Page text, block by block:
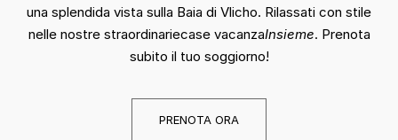
una splendida vista sulla Baia di Vlicho. Rilassati con stile
nelle nostre straordinariecase vacanzaInsieme. Prenota
subito il tuo soggiorno!
PRENOTA ORA